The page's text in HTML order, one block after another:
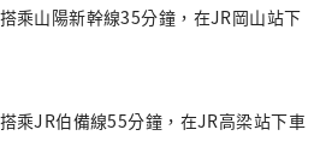
乘山陽新幹線35分鐘，在JR岡山站下
乘JR伯備線55分鐘，在JR高梁站下車